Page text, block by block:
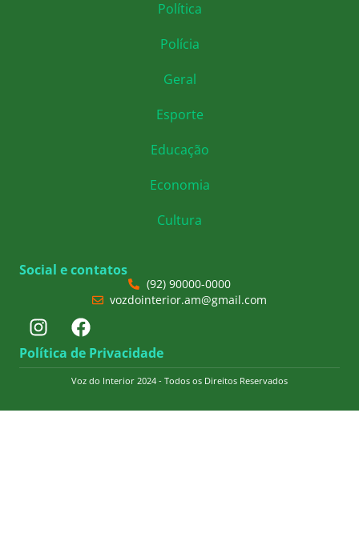
Política
Polícia
Geral
Esporte
Educação
Economia
Cultura
Social e contatos
(92) 90000-0000
vozdointerior.am@gmail.com
Política de Privacidade
Voz do Interior 2024 - Todos os Direitos Reservados